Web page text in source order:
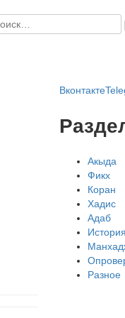
Вконтакте
Акыда
Фикх
Коран
Хадис
Адаб
История
Разное